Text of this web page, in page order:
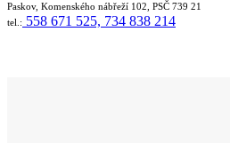
Paskov, Komenského nábřeží 102, PSČ 739 21
tel.: 558 671 525, 734 838 214